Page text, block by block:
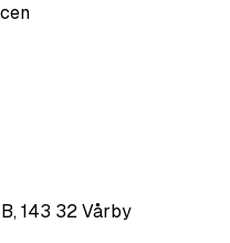
143 32 Vårby